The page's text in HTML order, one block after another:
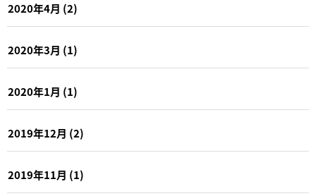
2020年4月 (2)
2020年3月 (1)
2020年1月 (1)
2019年12月 (2)
2019年11月 (1)